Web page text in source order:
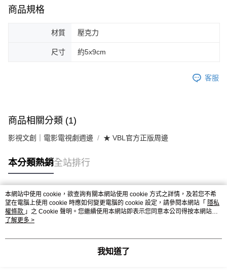
商品規格
材質 壓克力
尺寸 約5x9cm
客服
商品相關分類 (1)
影視文創｜電影電視劇週邊 ★ VBL官方正版周邊
本分類熱銷全站排行
熱門標籤
本網站中使用 cookie，欲查詢有關本網站使用 cookie 方式之詳情，及若您不希
望在電腦上使用 cookie 時應如何變更電腦的 cookie 設定，請參閱本網站「 隱私
權條款 」之 Cookie 聲明。您繼續使用本網站即表示您同意本公司得按本網站使
用條款之 Cookie 聲明使用 cookie。
了解更多 >
我知道了